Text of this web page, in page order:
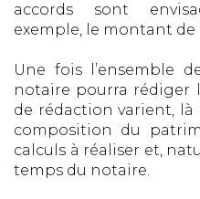
accords sont
exemple, le montant de
Une fois l’ensemble
notaire pourra rédiger
de rédaction varient,
composition du
calculs à réaliser et,
temps du notaire.